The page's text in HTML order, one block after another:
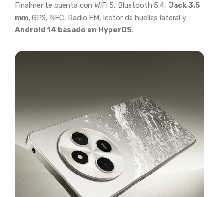
Finalmente cuenta con WiFi 5, Bluetooth 5.4, Jack 3.5
mm,GPS, NFC, Radio FM, lector de huellas lateral y
Android 14 basado en HyperOS.